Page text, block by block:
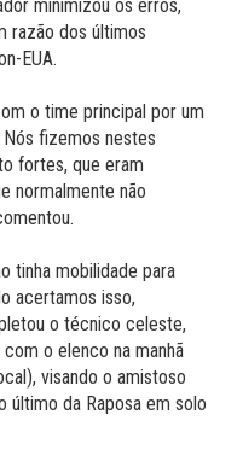
minimizou os erros,
razão dos últimos
EUA.
o time principal por um
fizemos nestes
fortes, que eram
normalmente não
tinha mobilidade para
acertamos isso,
o técnico celeste,
o elenco na manhã
visando o amistoso
último da Raposa em solo